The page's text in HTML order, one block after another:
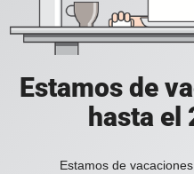
Estamos de
hasta el
Estamos de